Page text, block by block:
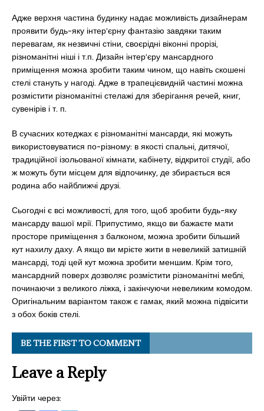
Адже верхня частина будинку надає можливість дизайнерам
проявити будь-яку інтер’єрну фантазію завдяки таким
перевагам, як незвичні стіни, своєрідні віконні прорізі,
різноманітні ніші і т.п. Дизайн інтер’єру мансардного
приміщення можна зробити таким чином, що навіть скошені
стелі стануть у нагоді. Адже в трапецієвидній частині можна
розмістити різноманітні стелажі для зберігання речей, книг,
сувенірів і т. п.
В сучасних котеджах є різноманітні мансарди, які можуть
використовуватися по-різному: в якості спальні, дитячої,
традиційної ізольованої кімнати, кабінету, відкритої студії, або
ж можуть бути місцем для відпочинку, де збирається вся
родина або найближчі друзі.
Сьогодні є всі можливості, для того, щоб зробити будь-яку
мансарду вашої мрії. Припустимо, якщо ви бажаєте мати
просторе приміщення з балконом, можна зробити більший
кут нахилу даху. А якщо ви мрієте жити в невеликій затишній
мансарді, тоді цей кут можна зробити меншим. Крім того,
мансардний поверх дозволяє розмістити різноманітні меблі,
починаючи з великого ліжка, і закінчуючи невеликим комодом.
Оригінальним варіантом також є гамак, який можна підвісити
з обох боків стелі.
BE THE FIRST TO COMMENT
Leave a Reply
Увійти через: